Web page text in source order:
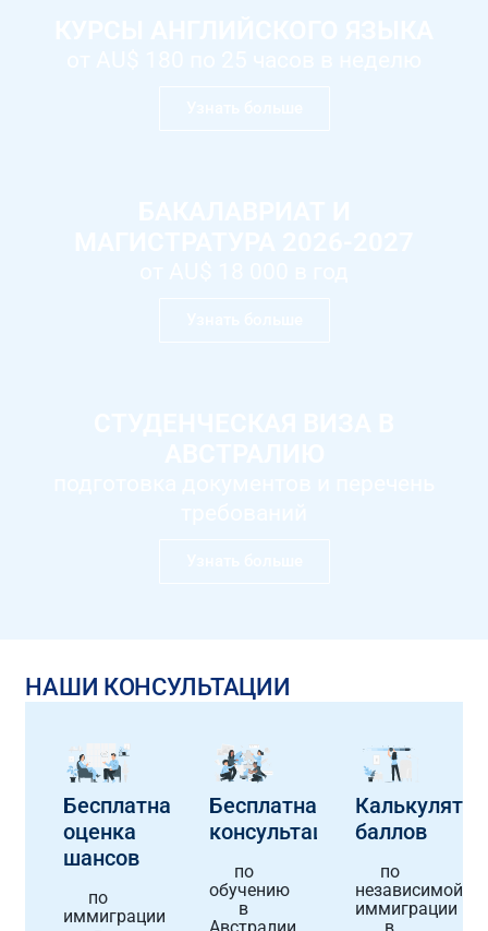
НАШИ КОНСУЛЬТАЦИИ
Бесплатная
оценка
шансов
по
иммиграции
Бесплатная
консультация
по
обучению
в
Калькулятор
баллов
по
независимой
иммиграции